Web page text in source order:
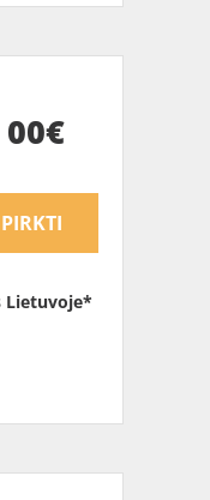
00€
PIRKTI
Lietuvoje*